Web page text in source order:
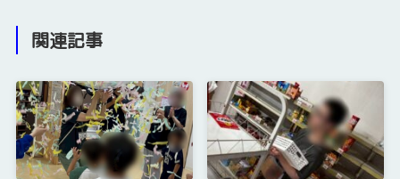
関連記事